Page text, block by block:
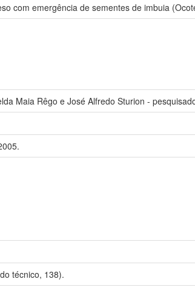
com emergência de sementes de imbuia
Maia Rêgo e José Alfredo Sturion -
técnico, 138).